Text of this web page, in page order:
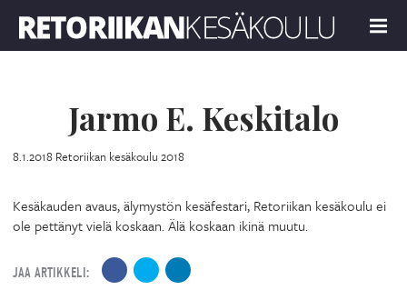
MENU
Jarmo E. Keskitalo
8.1.2018 Retoriikan kesäkoulu 2018
Kesäkauden avaus, älymystön kesäfestari, Retoriikan kesäkoulu ei
ole pettänyt vielä koskaan. Älä koskaan ikinä muutu.
JAA ARTIKKELI: